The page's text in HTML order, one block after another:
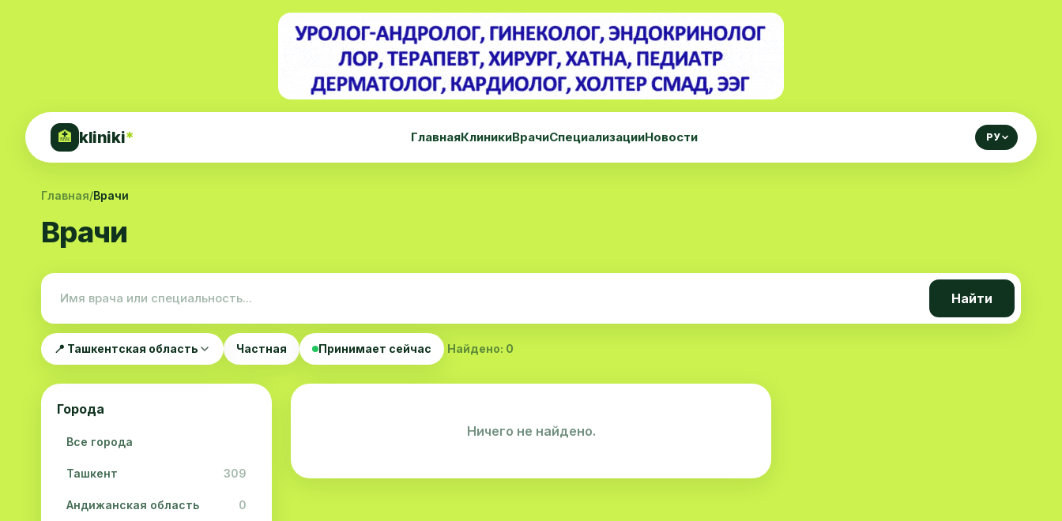
🏥 kliniki* ГлавнаяКлиникиВрачиСпециализацииНовости РУ
Главная/Врачи
Врачи
Найти
📍 Ташкентская область Частная Принимает сейчас Найдено: 0
Города
Все города
Ташкент 309
Андижанская область 0
Ничего не найдено.